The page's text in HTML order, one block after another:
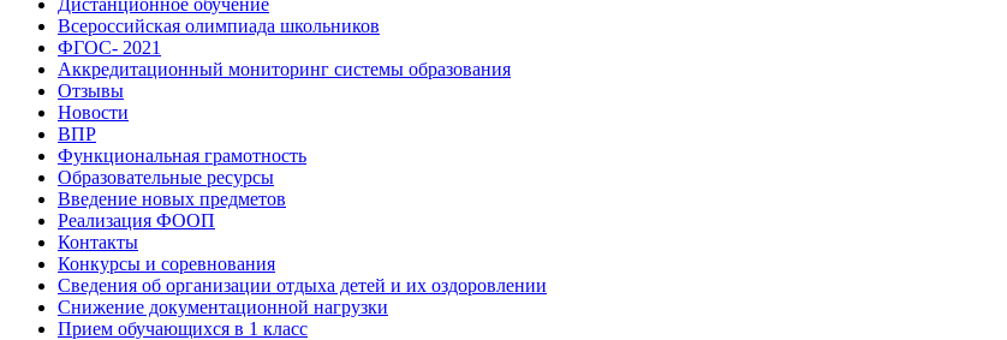
Всероссийская олимпиада школьников
ФГОС- 2021
Аккредитационный мониторинг системы образования
Отзывы
Новости
ВПР
Функциональная грамотность
Образовательные ресурсы
Введение новых предметов
Реализация ФООП
Контакты
Конкурсы и соревнования
Сведения об организации отдыха детей и их оздоровлении
Снижение документационной нагрузки
Прием обучающихся в 1 класс